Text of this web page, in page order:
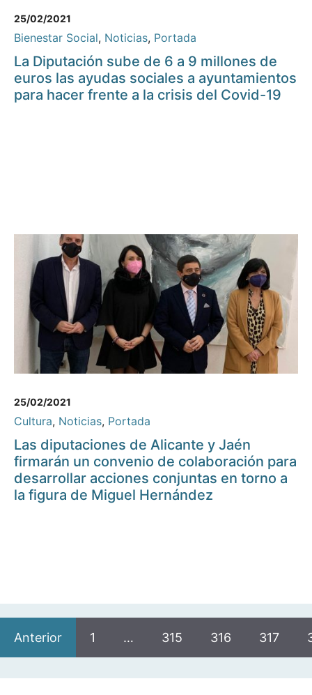
25/02/2021
Bienestar Social, Noticias, Portada
La Diputación sube de 6 a 9 millones de
euros las ayudas sociales a ayuntamientos
para hacer frente a la crisis del Covid-19
25/02/2021
Cultura, Noticias, Portada
Las diputaciones de Alicante y Jaén
firmarán un convenio de colaboración para
desarrollar acciones conjuntas en torno a
la figura de Miguel Hernández
Anterior 1 … 315 316 317